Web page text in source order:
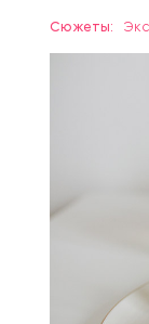
Сюжеты:
Дыня